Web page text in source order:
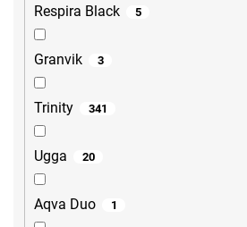
Respira Black 5
Granvik 3
Trinity 341
Ugga 20
Aqva Duo 1